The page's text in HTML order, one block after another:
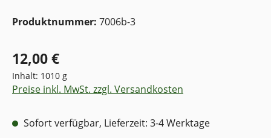
Produktnummer: 7006b-3
12,00 €
Inhalt: 1010 g
Preise inkl. MwSt. zzgl. Versandkosten
Sofort verfügbar, Lieferzeit: 3-4 Werktage